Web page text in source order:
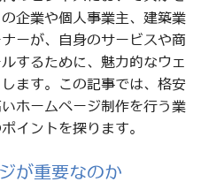
企業や個人事業主、建築業
ーが、自身のサービスや商
するために、魅力的なウェ
ます。この記事では、格安
ホームページ制作を行う業
イントを探ります。
が重要なのか